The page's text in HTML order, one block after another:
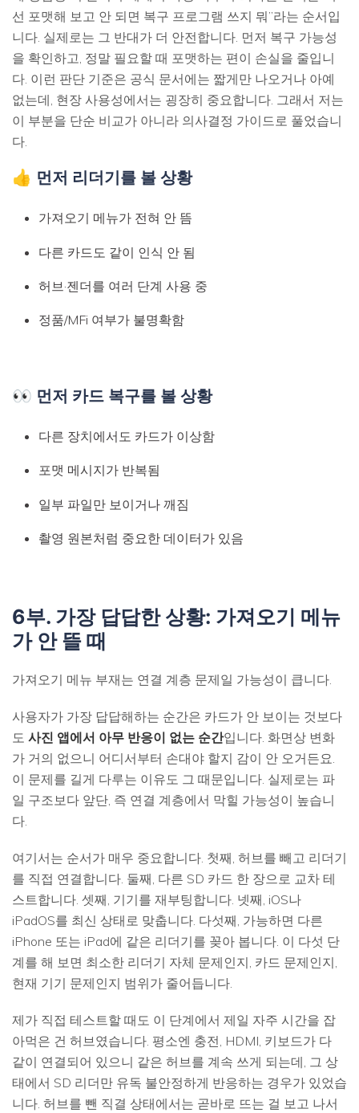
선 포맷해 보고 안 되면 복구 프로그램 쓰지 뭐”라는 순서입
니다. 실제로는 그 반대가 더 안전합니다. 먼저 복구 가능성
을 확인하고, 정말 필요할 때 포맷하는 편이 손실을 줄입니
다. 이런 판단 기준은 공식 문서에는 짧게만 나오거나 아예
없는데, 현장 사용성에서는 굉장히 중요합니다. 그래서 저는
이 부분을 단순 비교가 아니라 의사결정 가이드로 풀었습니
다.
👍 먼저 리더기를 볼 상황
가져오기 메뉴가 전혀 안 뜸
다른 카드도 같이 인식 안 됨
허브·젠더를 여러 단계 사용 중
정품/MFi 여부가 불명확함
👀 먼저 카드 복구를 볼 상황
다른 장치에서도 카드가 이상함
포맷 메시지가 반복됨
일부 파일만 보이거나 깨짐
촬영 원본처럼 중요한 데이터가 있음
6부. 가장 답답한 상황: 가져오기 메뉴
가 안 뜰 때
가져오기 메뉴 부재는 연결 계층 문제일 가능성이 큽니다.
사용자가 가장 답답해하는 순간은 카드가 안 보이는 것보다
도 사진 앱에서 아무 반응이 없는 순간입니다. 화면상 변화
가 거의 없으니 어디서부터 손대야 할지 감이 안 오거든요.
이 문제를 길게 다루는 이유도 그 때문입니다. 실제로는 파
일 구조보다 앞단, 즉 연결 계층에서 막힐 가능성이 높습니
다.
여기서는 순서가 매우 중요합니다. 첫째, 허브를 빼고 리더기
를 직접 연결합니다. 둘째, 다른 SD 카드 한 장으로 교차 테
스트합니다. 셋째, 기기를 재부팅합니다. 넷째, iOS나
iPadOS를 최신 상태로 맞춥니다. 다섯째, 가능하면 다른
iPhone 또는 iPad에 같은 리더기를 꽂아 봅니다. 이 다섯 단
계를 해 보면 최소한 리더기 자체 문제인지, 카드 문제인지,
현재 기기 문제인지 범위가 줄어듭니다.
제가 직접 테스트할 때도 이 단계에서 제일 자주 시간을 잡
아먹은 건 허브였습니다. 평소엔 충전, HDMI, 키보드가 다
같이 연결되어 있으니 같은 허브를 계속 쓰게 되는데, 그 상
태에서 SD 리더만 유독 불안정하게 반응하는 경우가 있었습
니다. 허브를 뺀 직결 상태에서는 곧바로 뜨는 걸 보고 나서